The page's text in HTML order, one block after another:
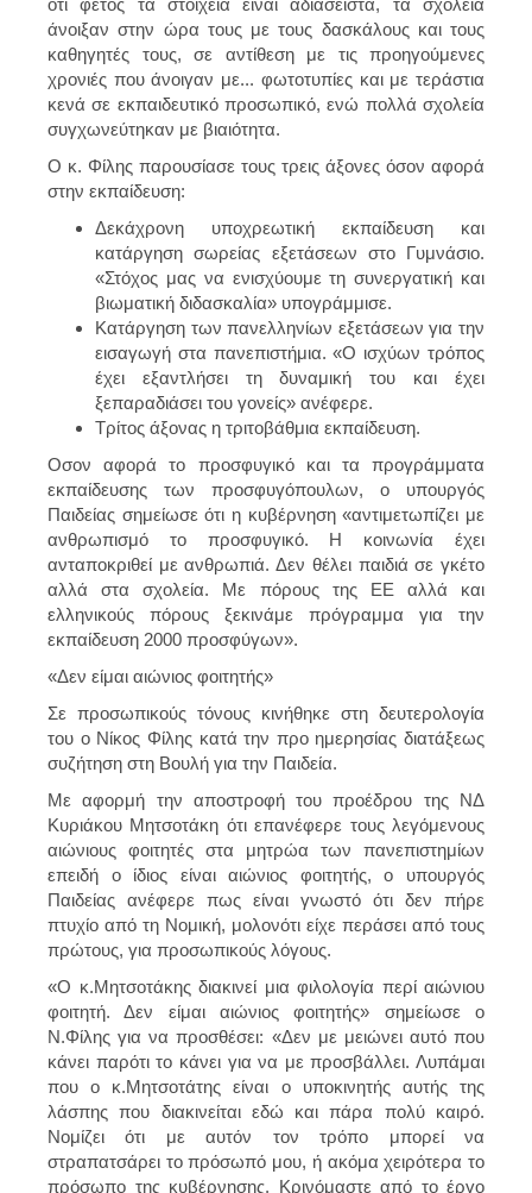
άνοιξαν στην ώρα τους με τους δασκάλους και τους
καθηγητές τους, σε αντίθεση με τις προηγούμενες
χρονιές που άνοιγαν με... φωτοτυπίες και με τεράστια
κενά σε εκπαιδευτικό προσωπικό, ενώ πολλά σχολεία
συγχωνεύτηκαν με βιαιότητα.
Ο κ. Φίλης παρουσίασε τους τρεις άξονες όσον αφορά
στην εκπαίδευση:
Δεκάχρονη υποχρεωτική εκπαίδευση και
κατάργηση σωρείας εξετάσεων στο Γυμνάσιο.
«Στόχος μας να ενισχύουμε τη συνεργατική και
βιωματική διδασκαλία» υπογράμμισε.
Κατάργηση των πανελληνίων εξετάσεων για την
εισαγωγή στα πανεπιστήμια. «Ο ισχύων τρόπος
έχει εξαντλήσει τη δυναμική του και έχει
ξεπαραδιάσει του γονείς» ανέφερε.
Τρίτος άξονας η τριτοβάθμια εκπαίδευση.
Οσον αφορά το προσφυγικό και τα προγράμματα
εκπαίδευσης των προσφυγόπουλων, ο υπουργός
Παιδείας σημείωσε ότι η κυβέρνηση «αντιμετωπίζει με
ανθρωπισμό το προσφυγικό. Η κοινωνία έχει
ανταποκριθεί με ανθρωπιά. Δεν θέλει παιδιά σε γκέτο
αλλά στα σχολεία. Με πόρους της ΕΕ αλλά και
ελληνικούς πόρους ξεκινάμε πρόγραμμα για την
εκπαίδευση 2000 προσφύγων».
«Δεν είμαι αιώνιος φοιτητής»
Σε προσωπικούς τόνους κινήθηκε στη δευτερολογία
του ο Νίκος Φίλης κατά την προ ημερησίας διατάξεως
συζήτηση στη Βουλή για την Παιδεία.
Με αφορμή την αποστροφή του προέδρου της ΝΔ
Κυριάκου Μητσοτάκη ότι επανέφερε τους λεγόμενους
αιώνιους φοιτητές στα μητρώα των πανεπιστημίων
επειδή ο ίδιος είναι αιώνιος φοιτητής, ο υπουργός
Παιδείας ανέφερε πως είναι γνωστό ότι δεν πήρε
πτυχίο από τη Νομική, μολονότι είχε περάσει από τους
πρώτους, για προσωπικούς λόγους.
«Ο κ.Μητσοτάκης διακινεί μια φιλολογία περί αιώνιου
φοιτητή. Δεν είμαι αιώνιος φοιτητής» σημείωσε ο
Ν.Φίλης για να προσθέσει: «Δεν με μειώνει αυτό που
κάνει παρότι το κάνει για να με προσβάλλει. Λυπάμαι
που ο κ.Μητσοτάτης είναι ο υποκινητής αυτής της
λάσπης που διακινείται εδώ και πάρα πολύ καιρό.
Νομίζει ότι με αυτόν τον τρόπο μπορεί να
στραπατσάρει το πρόσωπό μου, ή ακόμα χειρότερα το
πρόσωπο της κυβέρνησης. Κρινόμαστε από το έργο